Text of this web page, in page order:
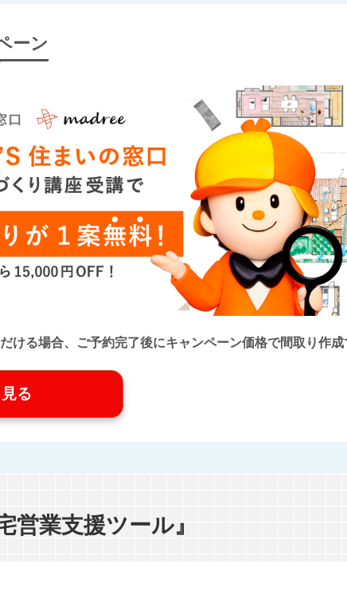
ーン
る場合、ご予約完了後にキャンペーン価格で間取り作成
る
営業支援ツール』